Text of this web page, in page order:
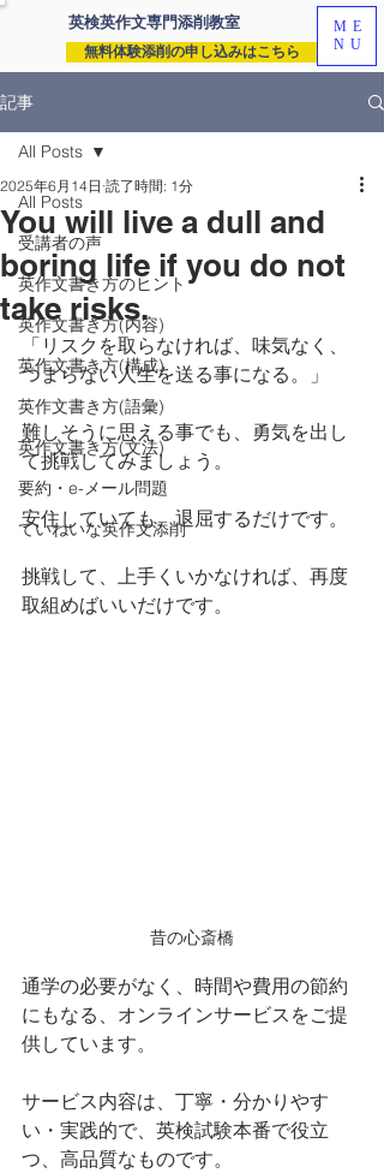
英検英作文専門添削教室
無料体験添削の申し込みはこちら
ME
NU
記事
All Posts
受講者の声
英作文書き方のヒント
英作文書き方(内容)
英作文書き方(構成)
英作文書き方(語彙)
英作文書き方(文法)
要約・e-メール問題
ていねいな英作文添削
All Posts
You will live a dull and
boring life if you do not
take risks.
2025年6月14日 読了時間: 1分
「リスクを取らなければ、味気なく、
つまらない人生を送る事になる。」
難しそうに思える事でも、勇気を出し
て挑戦してみましょう。
安住していても、退屈するだけです。
挑戦して、上手くいかなければ、再度
取組めばいいだけです。
昔の心斎橋
通学の必要がなく、時間や費用の節約
にもなる、オンラインサービスをご提
供しています。
サービス内容は、丁寧・分かりやす
い・実践的で、英検試験本番で役立
つ、高品質なものです。